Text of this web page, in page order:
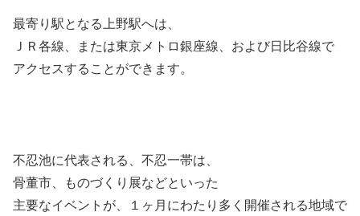
最寄り駅となる上野駅へは、
ＪＲ各線、または東京メトロ銀座線、および日比谷線で
アクセスすることができます。
不忍池に代表される、不忍一帯は、
骨董市、ものづくり展などといった
主要なイベントが、１ヶ月にわたり多く開催される地域で